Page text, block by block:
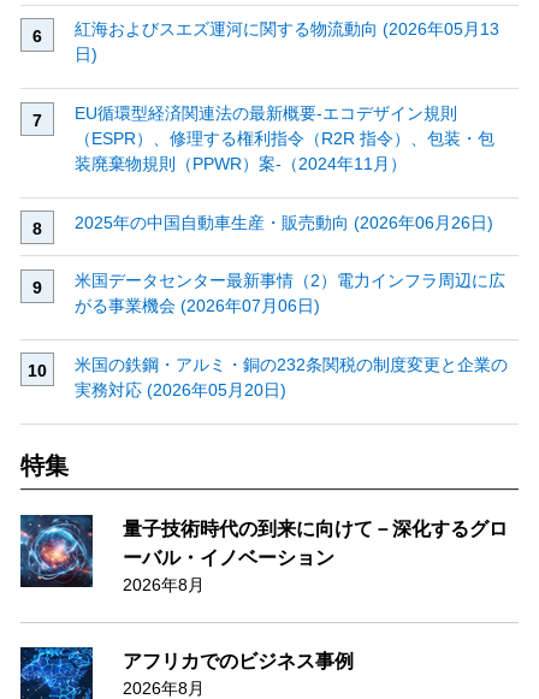
紅海およびスエズ運河に関する物流動向 (2026年05月13
日)
EU循環型経済関連法の最新概要‐エコデザイン規則
（ESPR）、修理する権利指令（R2R 指令）、包装・包
装廃棄物規則（PPWR）案‐（2024年11月）
2025年の中国自動車生産・販売動向 (2026年06月26日)
米国データセンター最新事情（2）電力インフラ周辺に広
がる事業機会 (2026年07月06日)
米国の鉄鋼・アルミ・銅の232条関税の制度変更と企業の
実務対応 (2026年05月20日)
特集
量子技術時代の到来に向けて－深化するグロ
ーバル・イノベーション
2026年8月
アフリカでのビジネス事例
2026年8月